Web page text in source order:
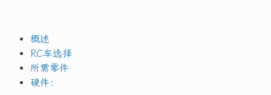
概述
RC车选择
所需零件
硬件：